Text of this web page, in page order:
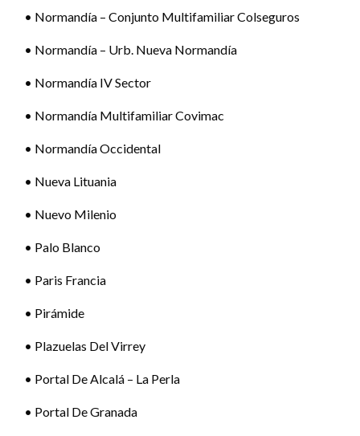
• Normandía – Conjunto Multifamiliar Colseguros
• Normandía – Urb. Nueva Normandía
• Normandía IV Sector
• Normandía Multifamiliar Covimac
• Normandía Occidental
• Nueva Lituania
• Nuevo Milenio
• Palo Blanco
• Paris Francia
• Pirámide
• Plazuelas Del Virrey
• Portal De Alcalá – La Perla
• Portal De Granada